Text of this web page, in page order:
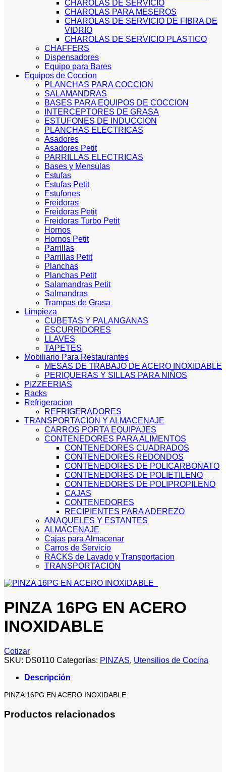
CHAROLAS DE SERVICIO
CHAROLAS PARA MESEROS
CHAROLAS DE SERVICIO DE FIBRA DE
VIDRIO
CHAROLAS DE SERVICIO PLASTICO
CHAFFERS
Dispensadores
Equipo para Bares
Equipos de Coccion
PLANCHAS PARA COCCION
SALAMANDRAS
BASES PARA EQUIPOS DE COCCION
INTERCEPTORES DE GRASA
ESTUFONES DE INDUCCION
PLANCHAS ELECTRICAS
Asadores
Asadores Petit
PARRILLAS ELECTRICAS
Bases y Mensulas
Estufas
Estufas Petit
Estufones
Freidoras
Freidoras Petit
Freidoras Turbo Petit
Hornos
Hornos Petit
Parrillas
Parrillas Petit
Planchas
Planchas Petit
Salamandras Petit
Salmandras
Trampas de Grasa
Limpieza
CUBETAS Y PALANGANAS
ESCURRIDORES
LLAVES
TAPETES
Mobiliario Para Restaurantes
MESAS DE TRABAJO DE ACERO INOXIDABLE
PERIQUERAS Y SILLAS PARA NIÑOS
PIZZEERIAS
Racks
Refrigeracion
REFRIGERADORES
TRANSPORTACION Y ALMACENAJE
CARROS PORTA EQUIPAJES
CONTENEDORES PARA ALIMENTOS
CONTENEDORES CUADRADOS
CONTENEDORES REDONDOS
CONTENEDORES DE POLICARBONATO
CONTENEDORES DE POLIETILENO
CONTENEDORES DE POLIPROPILENO
CAJAS
CONTENEDORES
RECIPIENTES PARA ADEREZO
ANAQUELES Y ESTANTES
ALMACENAJE
Cajas para Almacenar
Carros de Servicio
RACKS de Lavado y Transportacion
TRANSPORTACION
PINZA 16PG EN ACERO
INOXIDABLE
Cotizar
SKU: DS0110 Categorías: PINZAS, Utensilios de Cocina
Descripción
PINZA 16PG EN ACERO INOXIDABLE
Productos relacionados